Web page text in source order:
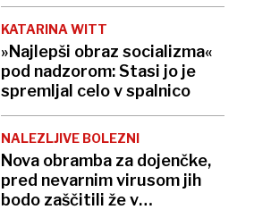
KATARINA WITT
»Najlepši obraz socializma«
pod nadzorom: Stasi jo je
spremljal celo v spalnico
NALEZLJIVE BOLEZNI
Nova obramba za dojenčke,
pred nevarnim virusom jih
bodo zaščitili že v